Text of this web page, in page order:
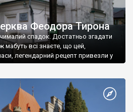
Феодора Тирона
спадок. Достатньо згадати
мабуть всі знаєте, що цей,
легендарний рецепт привезли у